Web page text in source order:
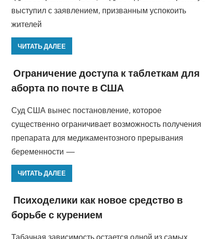
выступил с заявлением, призванным успокоить
жителей
ЧИТАТЬ ДАЛЕЕ
Ограничение доступа к таблеткам для
аборта по почте в США
Суд США вынес постановление, которое
существенно ограничивает возможность получения
препарата для медикаментозного прерывания
беременности —
ЧИТАТЬ ДАЛЕЕ
Психоделики как новое средство в
борьбе с курением